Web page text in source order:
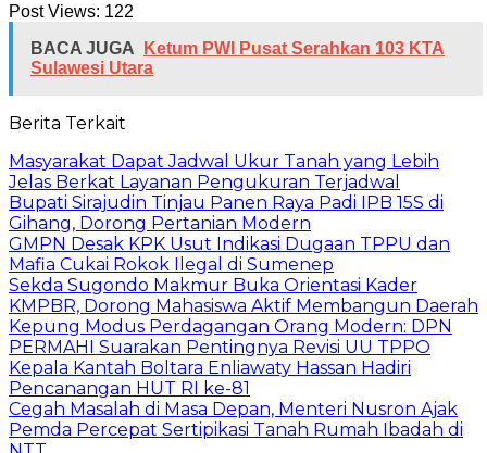
Post Views: 122
BACA JUGA
Ketum PWI Pusat Serahkan 103 KTA
Sulawesi Utara
Berita Terkait
Masyarakat Dapat Jadwal Ukur Tanah yang Lebih
Jelas Berkat Layanan Pengukuran Terjadwal
Bupati Sirajudin Tinjau Panen Raya Padi IPB 15S di
Gihang, Dorong Pertanian Modern
GMPN Desak KPK Usut Indikasi Dugaan TPPU dan
Mafia Cukai Rokok Ilegal di Sumenep
Sekda Sugondo Makmur Buka Orientasi Kader
KMPBR, Dorong Mahasiswa Aktif Membangun Daerah
Kepung Modus Perdagangan Orang Modern: DPN
PERMAHI Suarakan Pentingnya Revisi UU TPPO
‎Kepala Kantah Boltara Enliawaty Hassan Hadiri
Pencanangan HUT RI ke-81
Cegah Masalah di Masa Depan, Menteri Nusron Ajak
Pemda Percepat Sertipikasi Tanah Rumah Ibadah di